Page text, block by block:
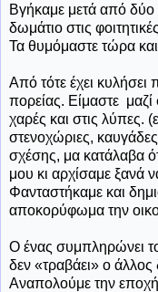
Βγήκαμε μετά από δύο
δωμάτιο στις
Τα θυμόμαστε τώρα
Από τότε έχει κυλήσει
πορείας. Είμαστε μαζί
χαρές και στις λύπες.
στενοχώριες,
σχέσης, μα κατάλαβα
μου κι αρχίσαμε ξανά
Φανταστήκαμε και
αποκορύφωμα την
Ο ένας συμπληρώνει
δεν «τραβάει» ο άλλος
Αναπολούμε την